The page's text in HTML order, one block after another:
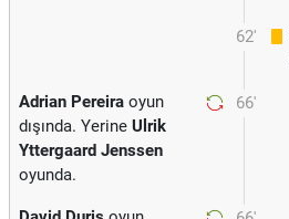
62'
66'
Adrian Pereira oyun
dışında. Yerine Ulrik
Yttergaard Jenssen
oyunda.